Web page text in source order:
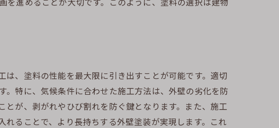
びのポイント
、塗料の性能を最大限に引き出すことが可能です。適切
特に、気候条件に合わせた施工方法は、外壁の劣化を防
が、剥がれやひび割れを防ぐ鍵となります。また、施工
ることで、より長持ちする外壁塗装が実現します。これ